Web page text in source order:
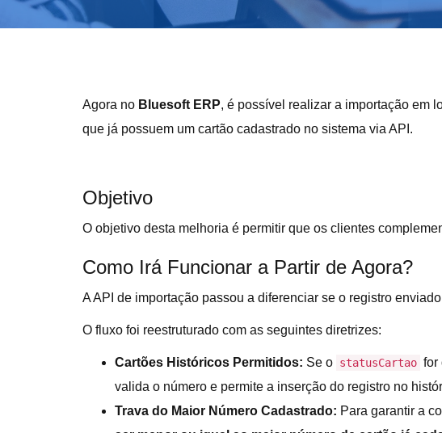
Agora no Bluesoft ERP, é possível realizar a importação em
que já possuem um cartão cadastrado no sistema via API.
Objetivo
O objetivo desta melhoria é permitir que os clientes
Como Irá Funcionar a Partir de Agora?
A API de importação passou a diferenciar se o registro
O fluxo foi reestruturado com as seguintes diretrizes:
Cartões Históricos Permitidos: Se o statusCartao for
valida o número e permite a inserção do registro no
Trava do Maior Número Cadastrado: Para garantir a